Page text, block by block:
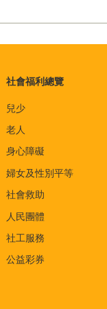
社會福利總覽
兒少
老人
身心障礙
婦女及性別平等
社會救助
人民團體
社工服務
公益彩券